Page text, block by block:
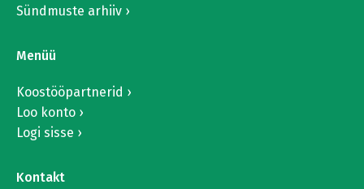
Sündmuste arhiiv
Menüü
Koostööpartnerid
Loo konto
Logi sisse
Kontakt